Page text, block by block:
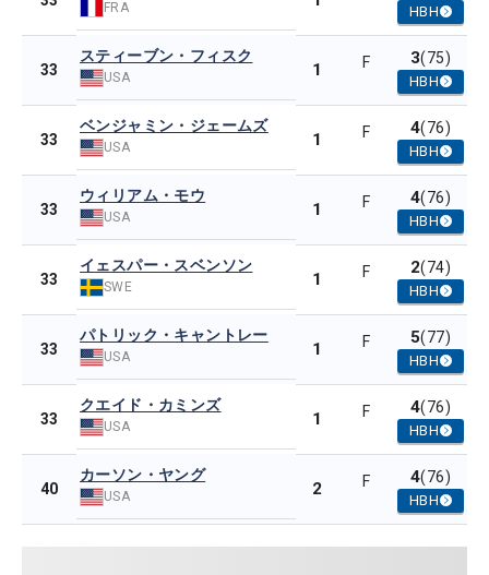
FRA HBH
33
スティーブン・フィスク
USA 1 F 3(75)
HBH
33
ベンジャミン・ジェームズ
USA 1 F 4(76)
HBH
33
ウィリアム・モウ
USA 1 F 4(76)
HBH
33
イェスパー・スベンソン
SWE 1 F 2(74)
HBH
33
パトリック・キャントレー
USA 1 F 5(77)
HBH
33
クエイド・カミンズ
USA 1 F 4(76)
HBH
40
カーソン・ヤング
USA 2 F 4(76)
HBH